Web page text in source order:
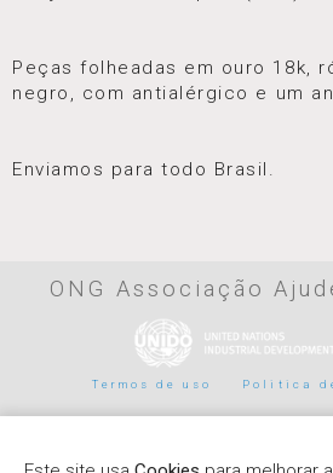
Peças folheadas em ouro 18k,
negro, com antialérgico e um
Enviamos para todo Brasil.
ONG Associação
Termos de uso Politica